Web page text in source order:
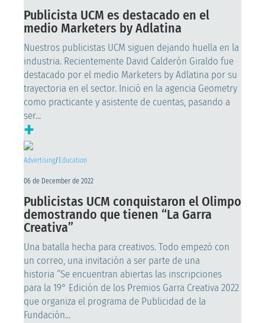
Publicista UCM es destacado en el
medio Marketers by Adlatina
Nuestros publicistas UCM siguen dejando huella en la
industria. Recientemente David Calderón Giraldo fue
destacado por el medio Marketers by Adlatina por su
trayectoria en el sector. Inició en la agencia Geometry
como practicante y asistente de cuentas, pasando a
ser...
+
Advertising/ Education
06 de December de 2022
Publicistas UCM conquistaron el Olimpo
demostrando que tienen “La Garra
Creativa”
Una batalla hecha para creativos. Todo empezó con
un correo, una invitación a ser parte de una
historia “Se encuentran abiertas las inscripciones
para la 19° Edición de los Premios Garra Creativa 2022
que organiza el programa de Publicidad de la
Fundación...